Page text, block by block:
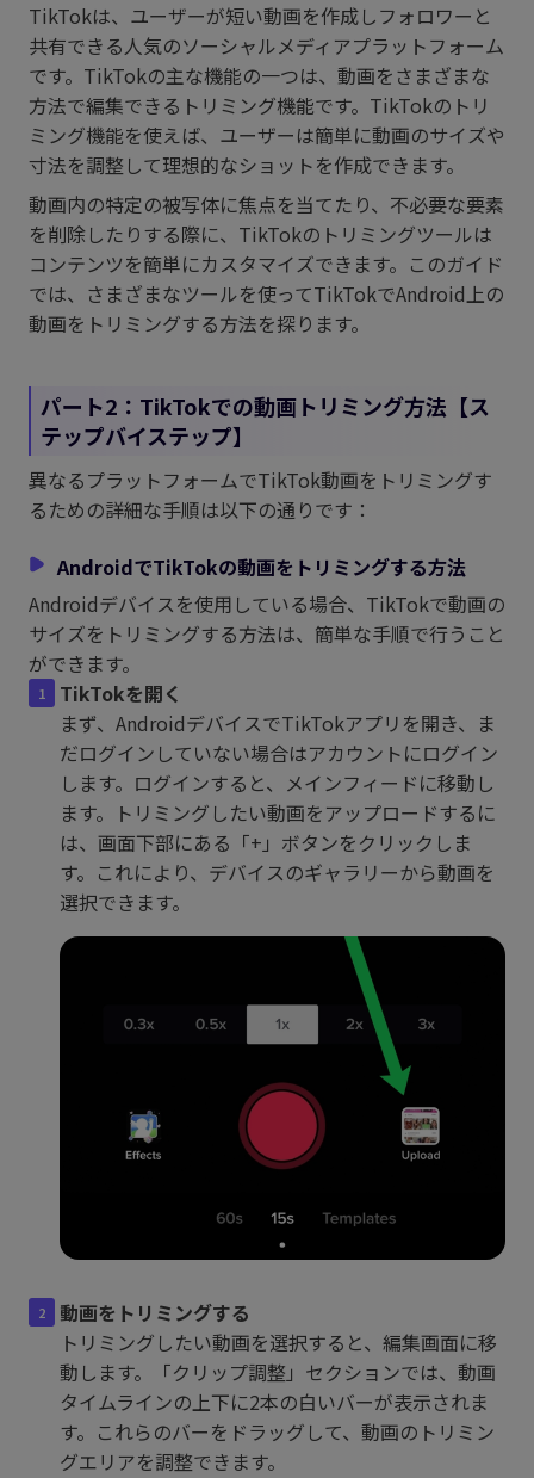
TikTokは、ユーザーが短い動画を作成しフォロワーと
共有できる人気のソーシャルメディアプラットフォーム
です。TikTokの主な機能の一つは、動画をさまざまな
方法で編集できるトリミング機能です。TikTokのトリ
ミング機能を使えば、ユーザーは簡単に動画のサイズや
寸法を調整して理想的なショットを作成できます。
動画内の特定の被写体に焦点を当てたり、不必要な要素
を削除したりする際に、TikTokのトリミングツールは
コンテンツを簡単にカスタマイズできます。このガイド
では、さまざまなツールを使ってTikTokでAndroid上の
動画をトリミングする方法を探ります。
パート2：TikTokでの動画トリミング方法【ス
テップバイステップ】
異なるプラットフォームでTikTok動画をトリミングす
るための詳細な手順は以下の通りです：
AndroidでTikTokの動画をトリミングする方法
Androidデバイスを使用している場合、TikTokで動画の
サイズをトリミングする方法は、簡単な手順で行うこと
ができます。
TikTokを開く
まず、AndroidデバイスでTikTokアプリを開き、ま
だログインしていない場合はアカウントにログイン
します。ログインすると、メインフィードに移動し
ます。トリミングしたい動画をアップロードするに
は、画面下部にある「+」ボタンをクリックしま
す。これにより、デバイスのギャラリーから動画を
選択できます。
動画をトリミングする
トリミングしたい動画を選択すると、編集画面に移
動します。「クリップ調整」セクションでは、動画
タイムラインの上下に2本の白いバーが表示されま
す。これらのバーをドラッグして、動画のトリミン
グエリアを調整できます。